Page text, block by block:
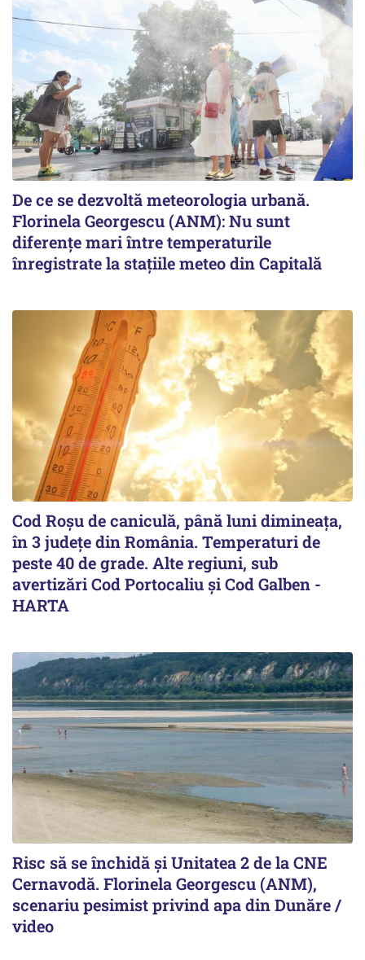
De ce se dezvoltă meteorologia urbană.
Florinela Georgescu (ANM): Nu sunt
diferențe mari între temperaturile
înregistrate la stațiile meteo din Capitală
Cod Roşu de caniculă, până luni dimineaţa,
în 3 județe din România. Temperaturi de
peste 40 de grade. Alte regiuni, sub
avertizări Cod Portocaliu și Cod Galben -
HARTA
Risc să se închidă și Unitatea 2 de la CNE
Cernavodă. Florinela Georgescu (ANM),
scenariu pesimist privind apa din Dunăre /
video